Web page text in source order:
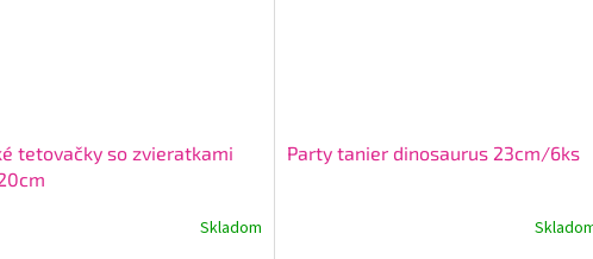
tetovačky so zvieratkami
Skladom
Party tanier dinosaurus 23cm/6ks